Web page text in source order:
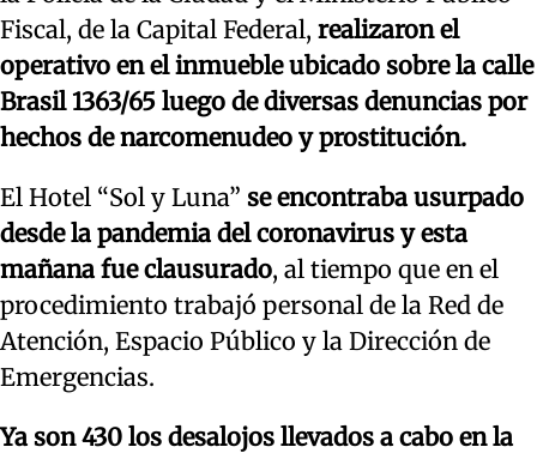
Fiscal, de la Capital Federal, realizaron el
operativo en el inmueble ubicado sobre la calle
Brasil 1363/65 luego de diversas denuncias por
hechos de narcomenudeo y prostitución.
El Hotel “Sol y Luna” se encontraba usurpado
desde la pandemia del coronavirus y esta
mañana fue clausurado, al tiempo que en el
procedimiento trabajó personal de la Red de
Atención, Espacio Público y la Dirección de
Emergencias.
Ya son 430 los desalojos llevados a cabo en la